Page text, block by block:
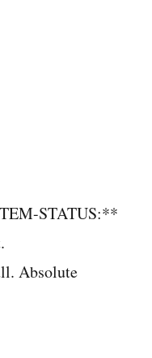
STATUS:**
Absolute